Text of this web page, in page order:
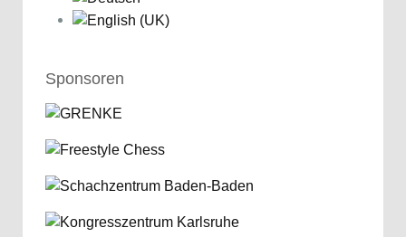
Sponsoren